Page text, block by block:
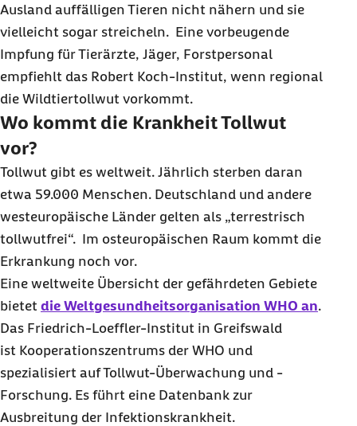
Ausland auffälligen Tieren nicht nähern und sie
vielleicht sogar streicheln. Eine vorbeugende
Impfung für Tierärzte, Jäger, Forstpersonal
empfiehlt das Robert Koch-Institut, wenn regional
die Wildtiertollwut vorkommt.
Wo kommt die Krankheit Tollwut
vor?
Tollwut gibt es weltweit. Jährlich sterben daran
etwa 59.000 Menschen. Deutschland und andere
westeuropäische Länder gelten als „terrestrisch
tollwutfrei“. Im osteuropäischen Raum kommt die
Erkrankung noch vor.
Eine weltweite Übersicht der gefährdeten Gebiete
bietet die Weltgesundheitsorganisation WHO an.
Das Friedrich-Loeffler-Institut in Greifswald
ist Kooperationszentrums der WHO und
spezialisiert auf Tollwut-Überwachung und -
Forschung. Es führt eine Datenbank zur
Ausbreitung der Infektionskrankheit.